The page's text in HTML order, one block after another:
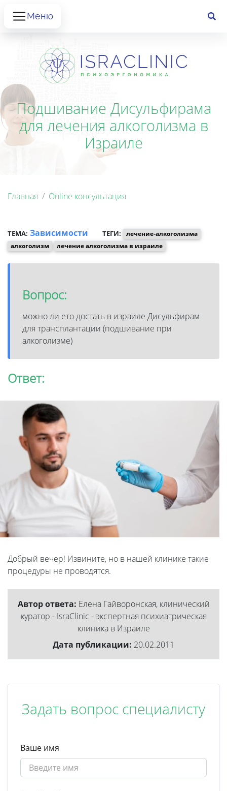
Меню
Подшивание Дисульфирама
для лечения алкоголизма в
Израиле
Главная Online консультация
ТЕМА: Зависимости ТЕГИ:
лечение-алкоголизма
алкоголизм
лечение алкоголизма в израиле
Вопрос:
можно ли ето достать в израиле Дисульфирам
для трансплантации (подшивание при
алкоголизме)
Ответ:
Добрый вечер! Извините, но в нашей клинике такие
процедуры не проводятся.
Автор ответа: Елена Гайворонская, клинический
куратор - IsraClinic - экспертная психиатрическая
клиника в Израиле
Дата публикации: 20.02.2011
Задать вопрос специалисту
Ваше имя